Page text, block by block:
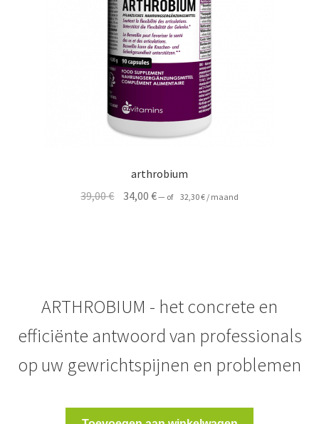
arthrobium
39,00€ Oorspronkelijke
34,00€Huidige
— of 32,30€ / maand
ARTHROBIUM - het concrete en
efficiënte antwoord van professionals
op uw gewrichtspijnen en problemen